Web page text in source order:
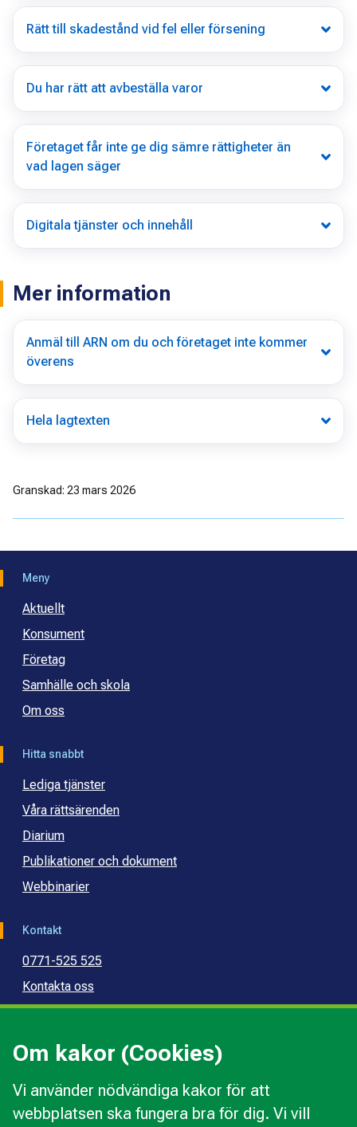
Om kakor (Cookies)
Vi använder nödvändiga kakor för att
webbplatsen ska fungera bra för dig. Vi vill
Rätt till skadestånd vid fel eller försening
Du har rätt att avbeställa varor
Företaget får inte ge dig sämre rättigheter än
vad lagen säger
Digitala tjänster och innehåll
Mer information
Anmäl till ARN om du och företaget inte kommer
överens
Hela lagtexten
Granskad: 23 mars 2026
Meny
Aktuellt
Konsument
Företag
Samhälle och skola
Om oss
Hitta snabbt
Lediga tjänster
Våra rättsärenden
Diarium
Publikationer och dokument
Webbinarier
Kontakt
0771-525 525
Kontakta oss
Press
Kommunal budget- och skuldrådgivning